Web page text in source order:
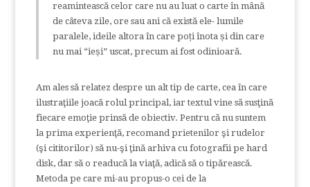
reamintească celor care nu au luat o carte în mână
de câteva zile, ore sau ani că există ele- lumile
paralele, ideile altora în care poți înota și din care
nu mai “ieși” uscat, precum ai fost odinioară.
Am ales să relatez despre un alt tip de carte, cea în care
ilustraţiile joacă rolul principal, iar textul vine să susţină
fiecare emoţie prinsă de obiectiv. Pentru că nu suntem
la prima experienţă, recomand prietenilor şi rudelor
(şi cititorilor) să nu-şi ţină arhiva cu fotografii pe hard
disk, dar să o readucă la viaţă, adică să o tipărească.
Metoda pe care mi-au propus-o cei de la